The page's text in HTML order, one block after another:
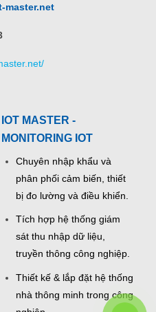
master.net
IOT MASTER -
MONITORING IOT
Chuyên nhập khẩu và
phân phối cảm biến, thiết
bị đo lường và điều khiển.
Tích hợp hệ thống giám
sát thu nhập dữ liệu,
truyền thông công nghiệp.
Thiết kế & lắp đặt hệ thống
nhà thông minh trong công